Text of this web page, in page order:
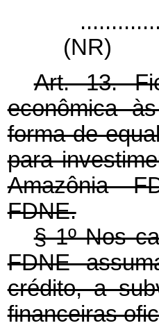
(NR)
Art. 13.
econômica
forma de
para
Amazônia -
FDNE.
§ 1º Nos
FDNE
crédito, a
financeiras